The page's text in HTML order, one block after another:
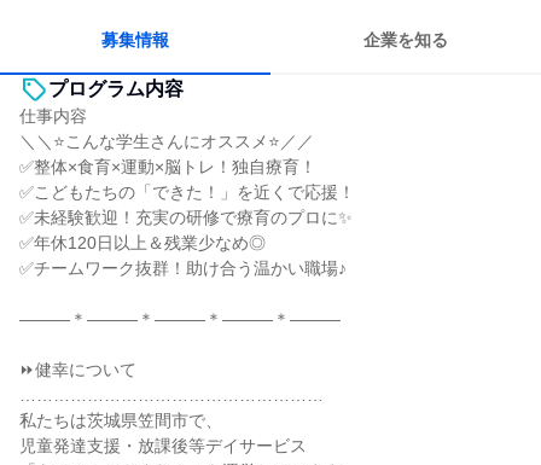
募集情報 企業を知る
プログラム内容
仕事内容
＼＼⭐こんな学生さんにオススメ⭐／／
✅整体×食育×運動×脳トレ！独自療育！
✅こどもたちの「できた！」を近くで応援！
✅未経験歓迎！充実の研修で療育のプロに✨
✅年休120日以上＆残業少なめ◎
✅チームワーク抜群！助け合う温かい職場♪
―――＊―――＊―――＊―――＊―――
⏩健幸について
私たちは茨城県笠間市で、
児童発達支援・放課後等デイサービス